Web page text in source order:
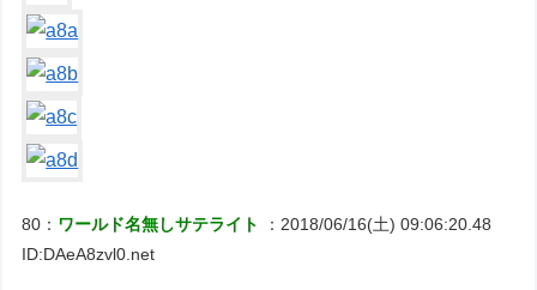
80： ワールド名無しサテライト
：2018/06/16(土) 09:06:20.48
ID:DAeA8zvl0.net